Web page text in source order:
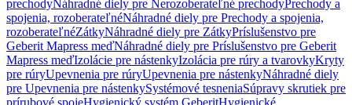
prechodyNáhradné diely pre Nerozoberateľné prechodyPrechody a
spojenia, rozoberateľnéNáhradné diely pre Prechody a spojenia,
rozoberateľnéZátkyNáhradné diely pre ZátkyPríslušenstvo pre
Geberit Mapress meďNáhradné diely pre Príslušenstvo pre Geberit
Mapress meďIzolácie pre nástenkyIzolácia pre rúry a tvarovkyKryty
pre rúryUpevnenia pre rúryUpevnenia pre nástenkyNáhradné diely
pre Upevnenia pre nástenkySystémové tesneniaSúpravy skrutiek pre
prírubové spojeHygienický systém GeberitHygienické